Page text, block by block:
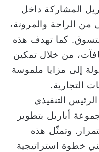
المشاركة داخل
من الراحة والمرونة،
كما تهدف هذه
من خلال تمكين
إلى مزايا ملموسة
التجارية.
التنفيذي
أباريل بتطوير
وتمثّل هذه
خطوة استراتيجية